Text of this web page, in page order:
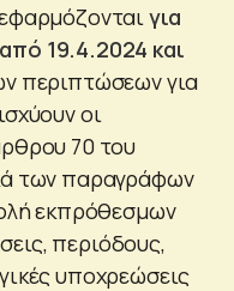
για
19.4.2024 και
περιπτώσεων για
οι
70 του
των παραγράφων
εκπρόθεσμων
περιόδους,
υποχρεώσεις